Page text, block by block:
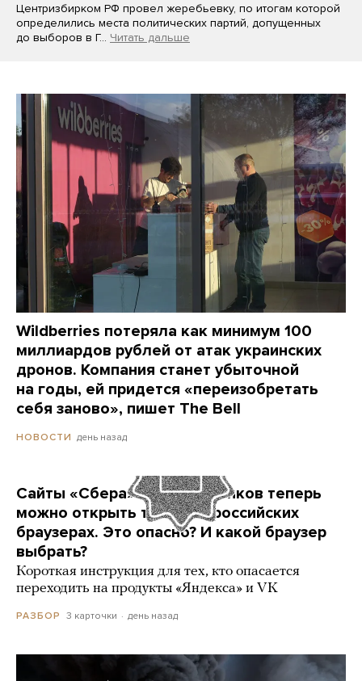
Центризбирком РФ провел жеребьевку, по итогам которой
определились места политических партий, допущенных
до выборов в Г… Читать дальше
Wildberries потеряла как минимум 100
миллиардов рублей от атак украинских
дронов. Компания станет убыточной
на годы, ей придется «переизобретать
себя заново», пишет The Bell
НОВОСТИ день назад
Сайты «Сбера» и других банков теперь
можно открыть только в российских
браузерах. Это опасно? И какой браузер
выбрать?
Короткая инструкция для тех, кто опасается
переходить на продукты «Яндекса» и VK
РАЗБОР 3 карточки день назад